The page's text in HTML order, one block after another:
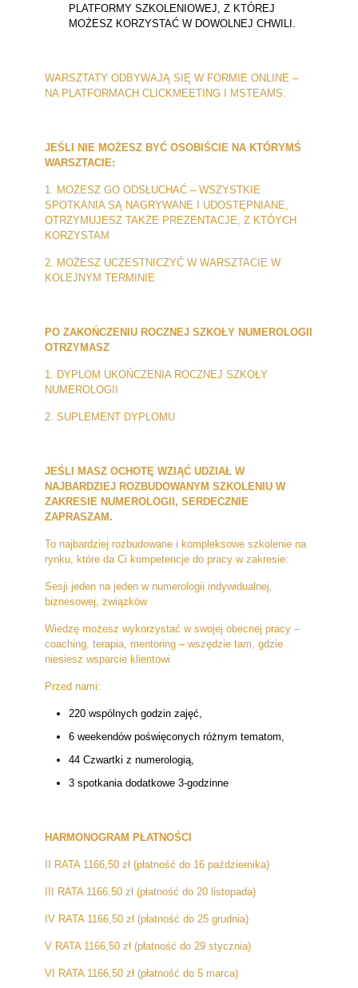
PLATFORMY SZKOLENIOWEJ, Z KTÓREJ
MOŻESZ KORZYSTAĆ W DOWOLNEJ CHWILI.
WARSZTATY ODBYWAJĄ SIĘ W FORMIE ONLINE –
NA PLATFORMACH CLICKMEETING I MSTEAMS.
JEŚLI NIE MOŻESZ BYĆ OSOBIŚCIE NA KTÓRYMŚ
WARSZTACIE:
1. MOŻESZ GO ODSŁUCHAĆ – WSZYSTKIE
SPOTKANIA SĄ NAGRYWANE I UDOSTĘPNIANE,
OTRZYMUJESZ TAKŻE PREZENTACJE, Z KTÓYCH
KORZYSTAM
2. MOŻESZ UCZESTNICZYĆ W WARSZTACIE W
KOLEJNYM TERMINIE
PO ZAKOŃCZENIU ROCZNEJ SZKOŁY NUMEROLOGII
OTRZYMASZ
1. DYPLOM UKOŃCZENIA ROCZNEJ SZKOŁY
NUMEROLOGII
2. SUPLEMENT DYPLOMU
JEŚLI MASZ OCHOTĘ WZIĄĆ UDZIAŁ W
NAJBARDZIEJ ROZBUDOWANYM SZKOLENIU W
ZAKRESIE NUMEROLOGII, SERDECZNIE
ZAPRASZAM.
To najbardziej rozbudowane i kompleksowe szkolenie na
rynku, które da Ci kompetencje do pracy w zakresie:
Sesji jeden na jeden w numerologii indywidualnej,
biznesowej, związków
Wiedzę możesz wykorzystać w swojej obecnej pracy –
coaching, terapia, mentoring – wszędzie tam, gdzie
niesiesz wsparcie klientowi
Przed nami:
220 wspólnych godzin zajęć,
6 weekendów poświęconych różnym tematom,
44 Czwartki z numerologią,
3 spotkania dodatkowe 3-godzinne
HARMONOGRAM PŁATNOŚCI
II RATA 1166,50 zł (płatność do 16 października)
III RATA 1166,50 zł (płatność do 20 listopada)
IV RATA 1166,50 zł (płatność do 25 grudnia)
V RATA 1166,50 zł (płatność do 29 stycznia)
VI RATA 1166,50 zł (płatność do 5 marca)